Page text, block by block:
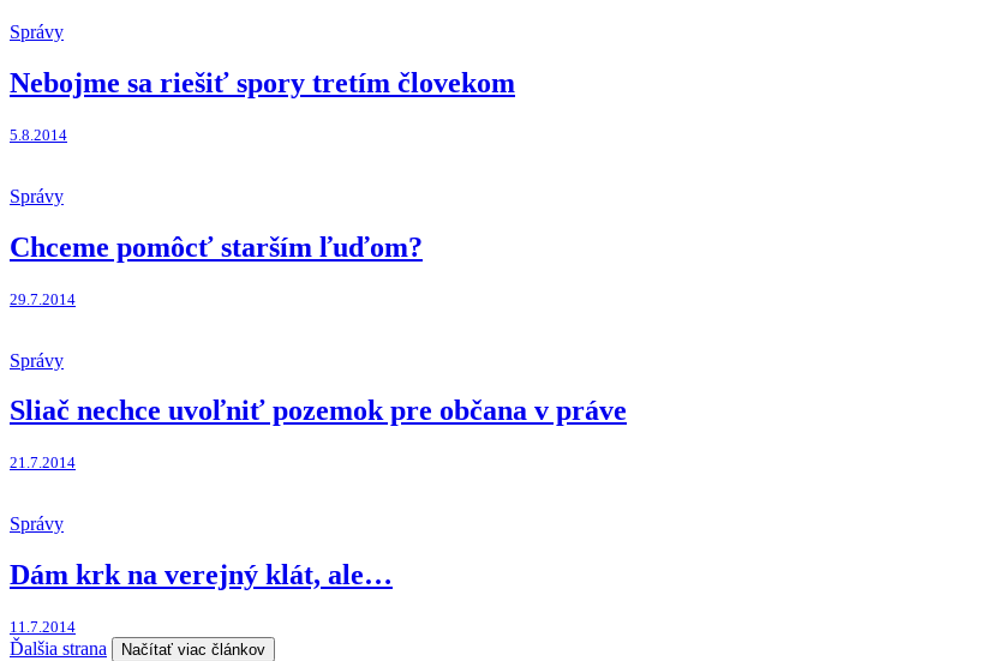
Správy
Nebojme sa riešiť spory tretím človekom
5.8.2014
Správy
Chceme pomôcť starším ľuďom?
29.7.2014
Správy
Sliač nechce uvoľniť pozemok pre občana v práve
21.7.2014
Správy
Dám krk na verejný klát, ale…
11.7.2014
Ďalšia strana Načítať viac článkov